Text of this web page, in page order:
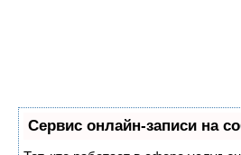
Сервис онлайн-записи на